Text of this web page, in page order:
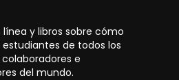
línea y libros sobre cómo
de todos los
e
del mundo.